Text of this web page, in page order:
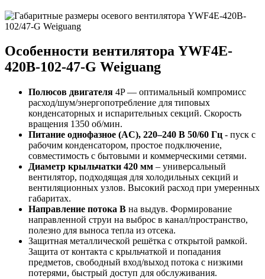
Особенности вентилятора YWF4E-
420B-102-47-G Weiguang
Полюсов двигателя 4P — оптимальный компромисс
расход/шум/энергопотребление для типовых
конденсаторных и испарительных секций. Скорость
вращения 1350 об/мин.
Питание однофазное (AC), 220–240 В 50/60 Гц - пуск с
рабочим конденсатором, простое подключение,
совместимость с бытовыми и коммерческими сетями.
Диаметр крыльчатки 420 мм – универсальный
вентилятор, подходящая для холодильных секций и
вентиляционных узлов. Высокий расход при умеренных
габаритах.
Направление потока B на выдув. Формирование
направленной струи на выброс в канал/пространство,
полезно для выноса тепла из отсека.
Защитная металлической решётка с открытой рамкой.
Защита от контакта с крыльчаткой и попадания
предметов, свободный вход/выход потока с низкими
потерями, быстрый доступ для обслуживания.